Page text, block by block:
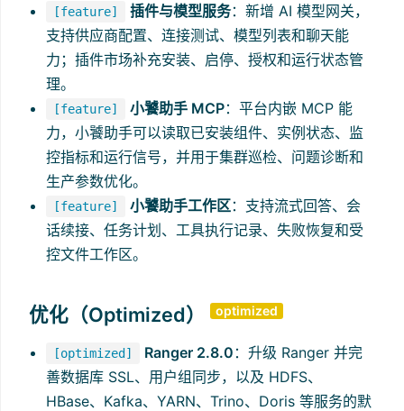
[feature] 插件与模型服务：新增 AI 模型网关，
支持供应商配置、连接测试、模型列表和聊天能
力；插件市场补充安装、启停、授权和运行状态管
理。
[feature] 小饕助手 MCP：平台内嵌 MCP 能
力，小饕助手可以读取已安装组件、实例状态、监
控指标和运行信号，并用于集群巡检、问题诊断和
生产参数优化。
[feature] 小饕助手工作区：支持流式回答、会
话续接、任务计划、工具执行记录、失败恢复和受
控文件工作区。
优化（Optimized） optimized
[optimized] Ranger 2.8.0 ：升级 Ranger 并完
善数据库 SSL、用户组同步，以及 HDFS、
HBase、Kafka、YARN、Trino、Doris 等服务的默